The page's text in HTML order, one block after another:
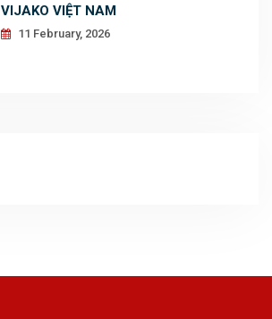
VIJAKO VIỆT NAM
11 February, 2026